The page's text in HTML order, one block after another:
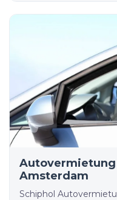
Autovermietung
Amsterdam
Schiphol